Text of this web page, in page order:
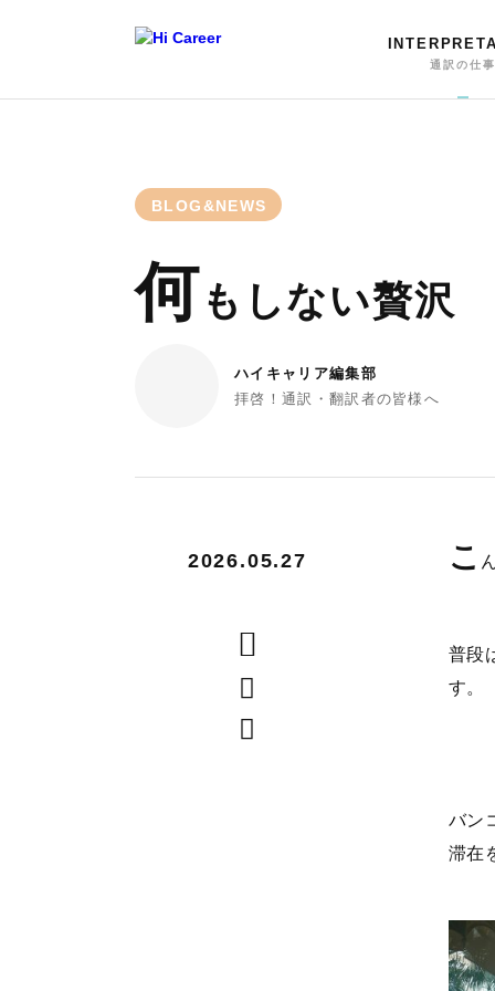
通訳の仕
BLOG&NEWS
何もしない贅沢
ハイキャリア編集部
拝啓！通訳・翻訳者の皆様へ
2026.05.27 こ
普段
す
バン
滞在